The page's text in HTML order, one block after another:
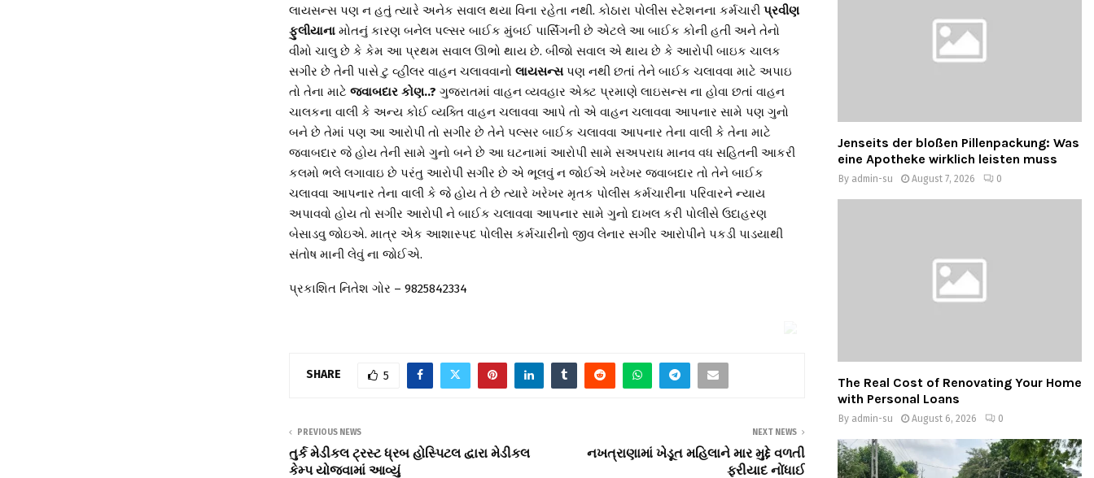
લાયસન્સ પણ ન હતું ત્યારે અનેક સવાલ થયા વિના રહેતા નથી. કોઠારા પોલીસ સ્ટેશનના કર્મચારી પ્રવીણ
ફુલીયાના મોતનું કારણ બનેલ પલ્સર બાઈક મુંબઈ પાર્સિંગની છે એટલે આ બાઈક કોની હતી અને તેનો
વીમો ચાલુ છે કે કેમ આ પ્રથમ સવાલ ઊભો થાય છે. બીજો સવાલ એ થાય છે કે આરોપી બાઇક ચાલક
સગીર છે તેની પાસે ટુ વ્હીલર વાહન ચલાવવાનો લાયસન્સપણ નથી છતાં તેને બાઈક ચલાવવા માટે અપાઇ
તો તેના માટે જવાબદાર કોણ..? ગુજરાતમાં વાહન વ્યવહાર એક્ટ પ્રમાણે લાઇસન્સ ના હોવા છતાં વાહન
ચાલકના વાલી કે અન્ય કોઈ વ્યક્તિ વાહન ચલાવવા આપે તો એ વાહન ચલાવવા આપનાર સામે પણ ગુનો
બને છે તેમાં પણ આ આરોપી તો સગીર છે તેને પલ્સર બાઈક ચલાવવા આપનાર તેના વાલી કે તેના માટે
જવાબદાર જે હોય તેની સામે ગુનો બને છે આ ઘટનામાં આરોપી સામે સઅપરાધ માનવ વધ સહિતની આકરી
કલમો ભલે લગાવાઇ છે પરંતુ આરોપી સગીર છે એ ભૂલવું ન જોઈએ ખરેખર જવાબદાર તો તેને બાઈક
ચલાવવા આપનાર તેના વાલી કે જે હોય તે છે ત્યારે ખરેખર મૃતક પોલીસ કર્મચારીના પરિવારને ન્યાય
અપાવવો હોય તો સગીર આરોપી ને બાઈક ચલાવવા આપનાર સામે ગુનો દાખલ કરી પોલીસે ઉદાહરણ
બેસાડવુ જોઇએ. માત્ર એક આશાસ્પદ પોલીસ કર્મચારીનો જીવ લેનાર સગીર આરોપીને પકડી પાડયાથી
સંતોષ માની લેવું ના જોઈએ.
પ્રકાશિત નિતેશ ગોર – 9825842334
SHARE 5
PREVIOUS NEWS
તુર્ક મેડીકલ ટ્રસ્ટ ધ્રબ હોસ્પિટલ દ્વારા મેડીકલ
કેમ્પ યોજવામાં આવ્યું
NEXT NEWS
નખત્રાણામાં ખેડૂત મહિલાને માર મુદ્દે વળતી
ફરીયાદ નોંધાઈ
Jenseits der bloßen Pillenpackung: Was
eine Apotheke wirklich leisten muss
By admin-su August 7, 2026 0
The Real Cost of Renovating Your Home
with Personal Loans
By admin-su August 6, 2026 0